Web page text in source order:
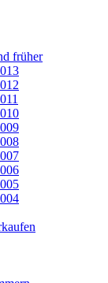
früher